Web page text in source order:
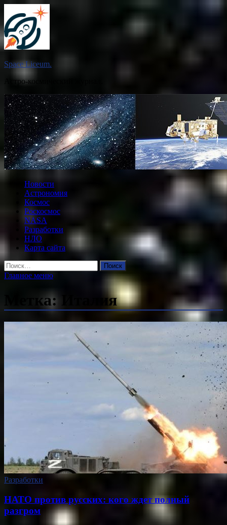
содержимому
Space Liceum.
Астро-космический журнал.
Новости
Астрономия
Космос
Роскосмос
NASA
Разработки
НЛО
Карта сайта
Найти:
Главное меню
Метка: Италия
Разработки
НАТО против русских: кого ждет полный
разгром